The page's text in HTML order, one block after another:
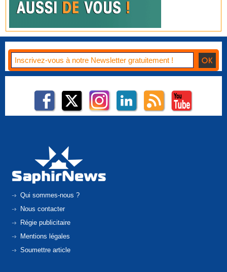
Qui sommes-nous ?
Nous contacter
Régie publicitaire
Mentions légales
Soumettre article